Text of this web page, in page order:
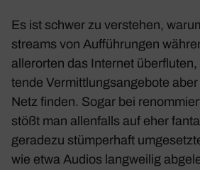
Es ist schwer zu verstehen,
streams von Auffüh­rungen
aller­orten das Internet
tende Vermitt­lungs­an­ge­bote
Netz finden. Sogar bei
stößt man allen­falls auf eher
gera­dezu stüm­per­haft
wie etwa Audios lang­weilig